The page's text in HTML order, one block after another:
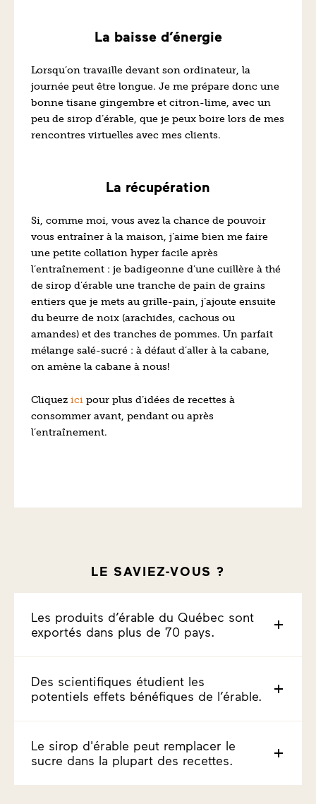
La baisse d’énergie
Lorsqu’on travaille devant son ordinateur, la
journée peut être longue. Je me prépare donc une
bonne tisane gingembre et citron-lime, avec un
peu de sirop d’érable, que je peux boire lors de mes
rencontres virtuelles avec mes clients.
La récupération
Si, comme moi, vous avez la chance de pouvoir
vous entraîner à la maison, j’aime bien me faire
une petite collation hyper facile après
l’entraînement : je badigeonne d’une cuillère à thé
de sirop d’érable une tranche de pain de grains
entiers que je mets au grille-pain, j’ajoute ensuite
du beurre de noix (arachides, cachous ou
amandes) et des tranches de pommes. Un parfait
mélange salé-sucré : à défaut d’aller à la cabane,
on amène la cabane à nous!
Cliquez ici pour plus d’idées de recettes à
consommer avant, pendant ou après
l’entraînement.
LE SAVIEZ-VOUS ?
Les produits d’érable du Québec sont
exportés dans plus de 70 pays.
Des scientifiques étudient les
potentiels effets bénéfiques de l’érable.
Le sirop d'érable peut remplacer le
sucre dans la plupart des recettes.